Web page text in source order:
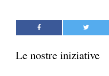
Le nostre iniziative